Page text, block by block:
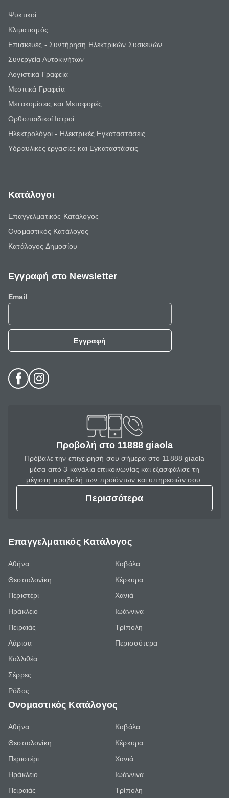
Ψυκτικοί
Κλιματισμός
Επισκευές - Συντήρηση Ηλεκτρικών Συσκευών
Συνεργεία Αυτοκινήτων
Λογιστικά Γραφεία
Μεσιτικά Γραφεία
Μετακομίσεις και Μεταφορές
Ορθοπαιδικοί Ιατροί
Ηλεκτρολόγοι - Ηλεκτρικές Εγκαταστάσεις
Υδραυλικές εργασίες και Εγκαταστάσεις
Κατάλογοι
Επαγγελματικός Κατάλογος
Ονομαστικός Κατάλογος
Κατάλογος Δημοσίου
Εγγραφή στο Newsletter
Email
Εγγραφή
Προβολή στο 11888 giaola
Πρόβαλε την επιχείρησή σου σήμερα στο 11888 giaola
μέσα από 3 κανάλια επικοινωνίας και εξασφάλισε τη
μέγιστη προβολή των προϊόντων και υπηρεσιών σου.
Περισσότερα
Επαγγελματικός Κατάλογος
Αθήνα
Θεσσαλονίκη
Περιστέρι
Ηράκλειο
Πειραιάς
Λάρισα
Καλλιθέα
Σέρρες
Ρόδος
Καβάλα
Κέρκυρα
Χανιά
Ιωάννινα
Τρίπολη
Περισσότερα
Ονομαστικός Κατάλογος
Αθήνα
Θεσσαλονίκη
Περιστέρι
Ηράκλειο
Πειραιάς
Καβάλα
Κέρκυρα
Χανιά
Ιωάννινα
Τρίπολη